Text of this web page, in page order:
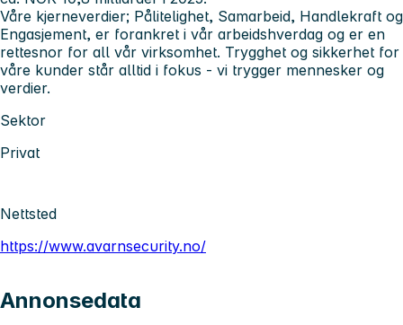
Våre kjerneverdier; Pålitelighet, Samarbeid, Handlekraft og
Engasjement, er forankret i vår arbeidshverdag og er en
rettesnor for all vår virksomhet. Trygghet og sikkerhet for
våre kunder står alltid i fokus - vi trygger mennesker og
verdier.
Sektor
Privat
Nettsted
https://www.avarnsecurity.no/
Annonsedata